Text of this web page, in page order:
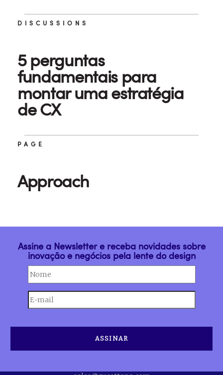
DISCUSSIONS
5 perguntas
fundamentais para
montar uma estratégia
de CX
PAGE
Approach
Assine a Newsletter e receba novidades sobre
inovação e negócios pela lente do design